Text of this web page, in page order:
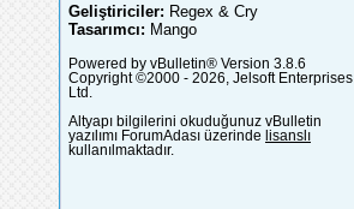
Geliştiriciler: Regex & Cry
Tasarımcı: Mango
Powered by vBulletin® Version 3.8.6
Copyright ©2000 - 2026, Jelsoft Enterprises
Ltd.
Altyapı bilgilerini okuduğunuz vBulletin
yazılımı ForumAdası üzerinde lisanslı
kullanılmaktadır.